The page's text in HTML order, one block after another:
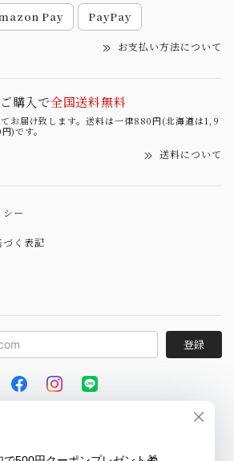
Pay PayPay
お支払い方法について
購入で全国送料無料
お届け致します。送料は一律880円(北海道は1,9
)です。
送料について
ー
く表記
登録